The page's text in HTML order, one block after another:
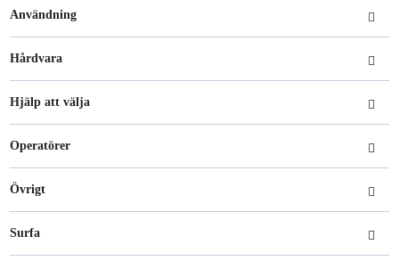
Användning
Hårdvara
Hjälp att välja
Operatörer
Övrigt
Surfa